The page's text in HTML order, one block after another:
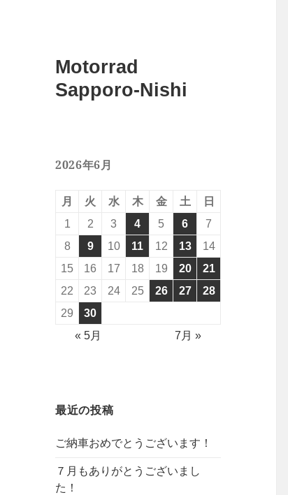
Motorrad
Sapporo-Nishi
2026年6月
月 火 水 木 金 土
日
1
2 3 4 5 6
7
8
9 10 11 12 13
14
15
16 17 18 19 20
21
22
23 24 25 26 27
28
29
30
« 5月
7月 »
最近の投稿
ご納車おめでとうございます！
７月もありがとうございまし
た！